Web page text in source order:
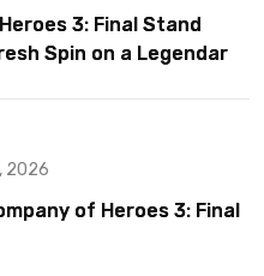
3: Final Stand
Spin on a Legendary
2026
of Heroes 3: Final